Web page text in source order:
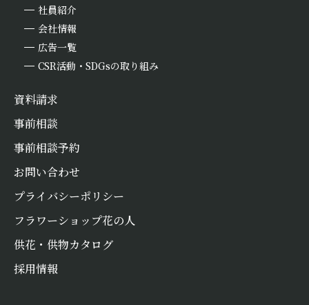
社員紹介
会社情報
広告一覧
CSR活動・SDGsの取り組み
資料請求
事前相談
事前相談予約
お問い合わせ
プライバシーポリシー
フラワーショップ花の人
供花・供物カタログ
採用情報